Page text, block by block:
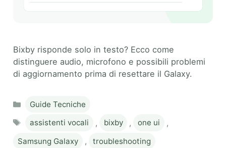
Bixby risponde solo in testo? Ecco come
distinguere audio, microfono e possibili problemi
di aggiornamento prima di resettare il Galaxy.
Categories
Guide Tecniche
assistenti vocali , bixby , one ui
,
Samsung Galaxy
,
troubleshooting